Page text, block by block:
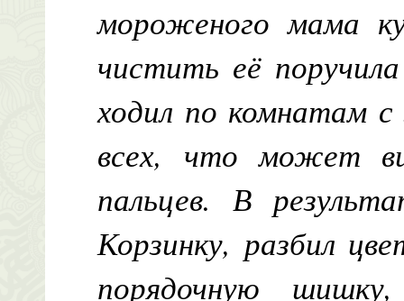
мороженого мама
чистить её
ходил по комнатам с
всех, что может
пальцев. В
Корзинку, разбил
порядочную